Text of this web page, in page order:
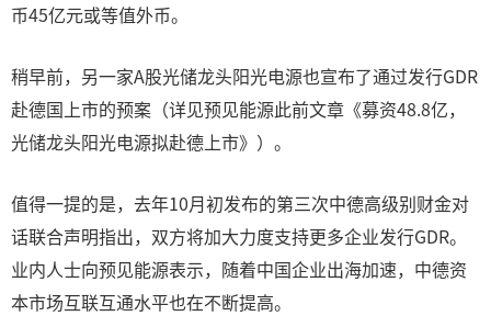
币45亿元或等值外币。
稍早前，另一家A股光储龙头阳光电源也宣布了通过发行GDR
赴德国上市的预案（详见预见能源此前文章《募资48.8亿，
光储龙头阳光电源拟赴德上市》）。
值得一提的是，去年10月初发布的第三次中德高级别财金对
话联合声明指出，双方将加大力度支持更多企业发行GDR。
业内人士向预见能源表示，随着中国企业出海加速，中德资
本市场互联互通水平也在不断提高。